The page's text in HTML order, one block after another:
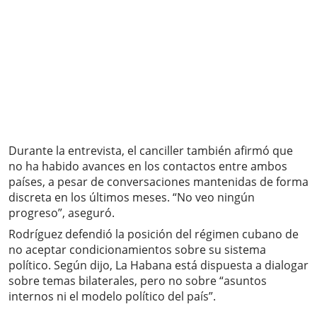
Durante la entrevista, el canciller también afirmó que
no ha habido avances en los contactos entre ambos
países, a pesar de conversaciones mantenidas de forma
discreta en los últimos meses. “No veo ningún
progreso”, aseguró.
Rodríguez defendió la posición del régimen cubano de
no aceptar condicionamientos sobre su sistema
político. Según dijo, La Habana está dispuesta a dialogar
sobre temas bilaterales, pero no sobre “asuntos
internos ni el modelo político del país”.